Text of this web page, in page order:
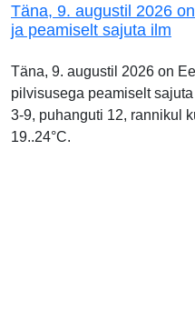
Täna, 9. augustil 2026
ja peamiselt sajuta ilm
Täna, 9. augustil 2026 on
pilvisusega peamiselt
3-9, puhanguti 12, rannikul
19..24°C.